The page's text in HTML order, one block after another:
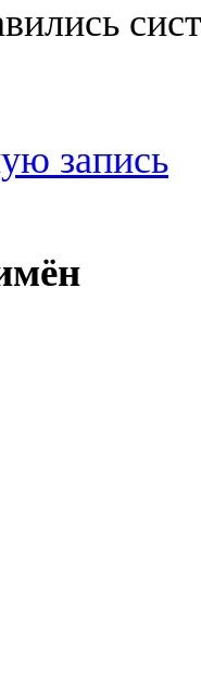
запись